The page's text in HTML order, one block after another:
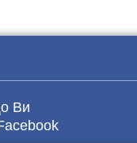
Ви
відправити за
впевнені, що
сертифікат про
мали борги перед